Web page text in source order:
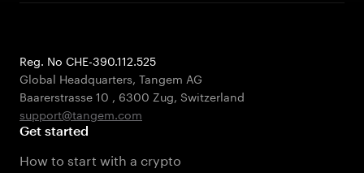
Reg. No CHE-390.112.525
Global Headquarters, Tangem AG
Baarerstrasse 10 , 6300 Zug, Switzerland
support@tangem.com
Get started
How to start with a crypto